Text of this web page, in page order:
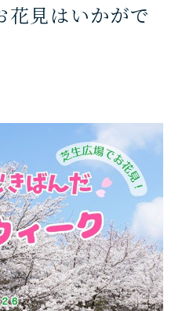
花見はいかがで